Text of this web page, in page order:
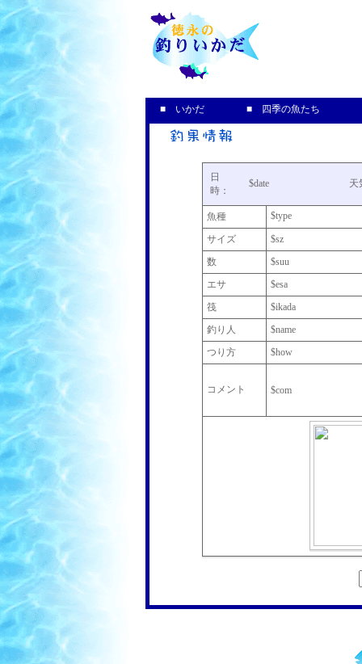
■ いかだ ■ 四季の魚たち
日
時：
$date 天
魚種 $type
サイズ
$sz
数
$suu
エサ
$esa
筏
$ikada
釣り人
$name
つり方
$how
コメント $com